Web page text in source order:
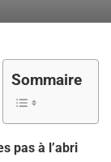
Sommaire
pas à l’abri